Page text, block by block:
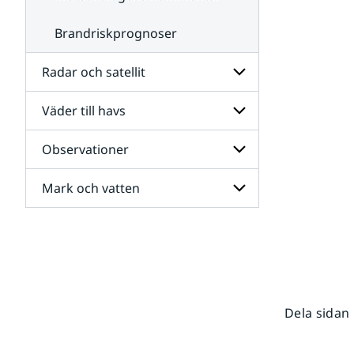
Brandriskprognoser
Radar och satellit
Undersidor
för
Radar
och
satellit
Väder till havs
Undersidor
för
Väder
till
havs
Observationer
Undersidor
för
Mark och vatten
Dela sidan